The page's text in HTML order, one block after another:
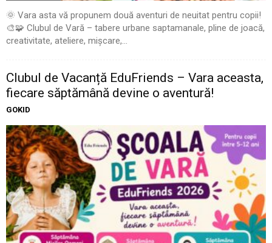
🌞 Vara asta vă propunem două aventuri de neuitat pentru copii!
🎨🧩 Clubul de Vară – tabere urbane saptamanale, pline de joacă,
creativitate, ateliere, mișcare,...
Clubul de Vacanță EduFriends – Vara aceasta,
fiecare săptămână devine o aventură!
GOKID